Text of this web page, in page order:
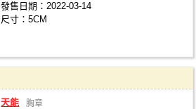
發售日期：2022-03-14
尺寸：5CM
天能 胸章